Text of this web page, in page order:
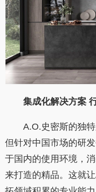
集成化解决方案
A.O.史密斯的独
但针对中国市场的研
于国内的使用环境，
来打造的精品。这就